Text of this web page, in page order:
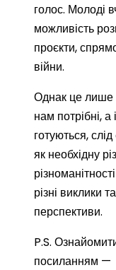
голос. Молоді
можливість
проєкти,
війни.
Однак це лише
нам потрібні, а
готуються,
як необхідну
різні виклики
перспективи.
P.S.
посиланням —